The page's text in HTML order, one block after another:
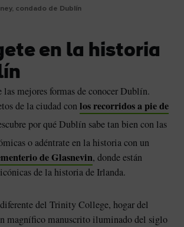
condado de Dublín
en la historia
las mejores formas de conocer Dublín.
de la ciudad conlos recorridos a pie de
por qué Dublín sabe tan bien con las
o adéntrate en la historia con un
de Glasnevin, donde están
de la historia de Irlanda.
del Trinity College, hogar del
magnífico manuscrito iluminado del siglo